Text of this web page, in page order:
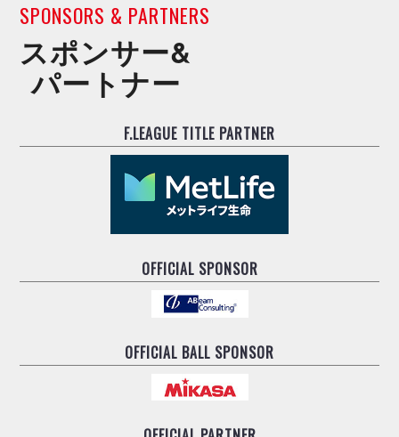
SPONSORS & PARTNERS
スポンサー&
パートナー
F.LEAGUE TITLE PARTNER
OFFICIAL SPONSOR
OFFICIAL BALL SPONSOR